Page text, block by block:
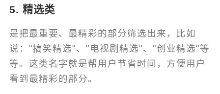
5. 精选类
是把最重要、最精彩的部分筛选出来，比如
说："搞笑精选"、"电视剧精选"、"创业精选"等
等。这类名字就是帮用户节省时间，方便用户
看到最精彩的部分。